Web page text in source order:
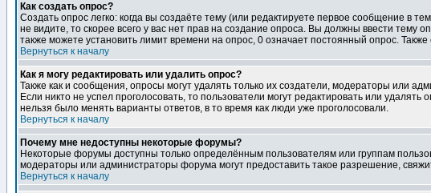
Как создать опрос?
Создать опрос легко: когда вы создаёте тему (или редактируете первое сообщение в
не видите, то скорее всего у вас нет прав на создание опроса. Вы должны ввести тему
также можете установить лимит времени на опрос, 0 означает постоянный опрос.
Вернуться к началу
Как я могу редактировать или удалить опрос?
Также как и сообщения, опросы могут удалять только их создатели, модераторы или
Если никто не успел проголосовать, то пользователи могут редактировать или
нельзя было менять варианты ответов, в то время как люди уже проголосовали.
Вернуться к началу
Почему мне недоступны некоторые форумы?
Некоторые форумы доступны только определённым пользователям или группам
модераторы или администраторы форума могут предоставить такое разрешение,
Вернуться к началу